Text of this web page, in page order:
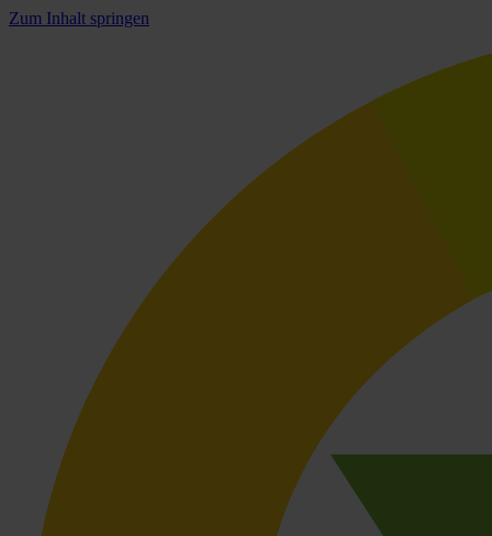
Zum Inhalt springen